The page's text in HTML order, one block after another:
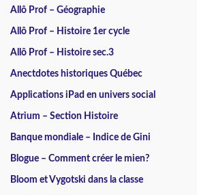
Allô Prof – Géographie
Allô Prof – Histoire 1er cycle
Allô Prof – Histoire sec.3
Anectdotes historiques Québec
Applications iPad en univers social
Atrium – Section Histoire
Banque mondiale – Indice de Gini
Blogue – Comment créer le mien?
Bloom et Vygotski dans la classe